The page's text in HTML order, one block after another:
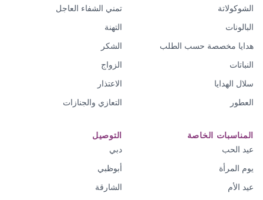
الشوكولاتة
البالونات
هدايا مخصصة حسب الطلب
النباتات
سلال الهدايا
العطور
تمني الشفاء العاجل
التهنة
الشكر
الزواج
الاعتذار
التعازي والجنازات
المناسبات الخاصة
عيد الحب
يوم المرأة
عيد الأم
التوصيل
دبي
أبوظبي
الشارقة